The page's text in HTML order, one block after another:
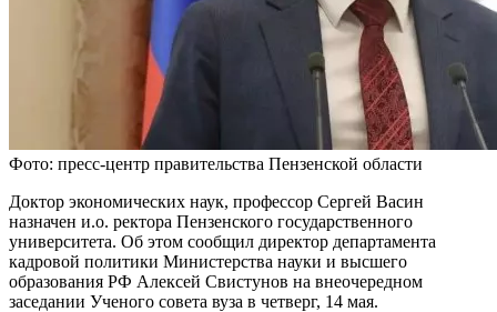
Фото: пресс-центр правительства Пензенской области
Доктор экономических наук, профессор Сергей Васин
назначен и.о. ректора Пензенского государственного
университета. Об этом сообщил директор департамента
кадровой политики Министерства науки и высшего
образования РФ Алексей Свистунов на внеочередном
заседании Ученого совета вуза в четверг, 14 мая.